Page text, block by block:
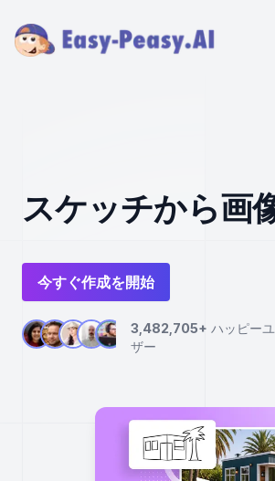
スケッチから画
今すぐ作成を開始
3,482,705+ ハッピー
ザー